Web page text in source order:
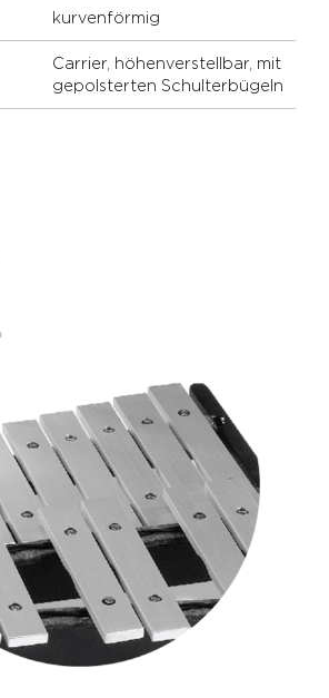
kurvenförmig
Carrier, höhenverstellbar, mit
gepolsterten Schulterbügeln